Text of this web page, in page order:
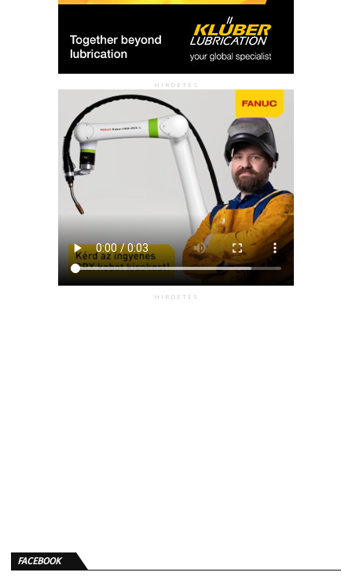
HIRDETÉS
HIRDETÉS
FACEBOOK